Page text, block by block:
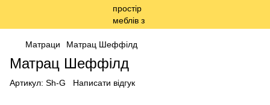
Матраци Матрац Шеффілд
Матрац Шеффілд
Артикул: Sh-G Написати відгук